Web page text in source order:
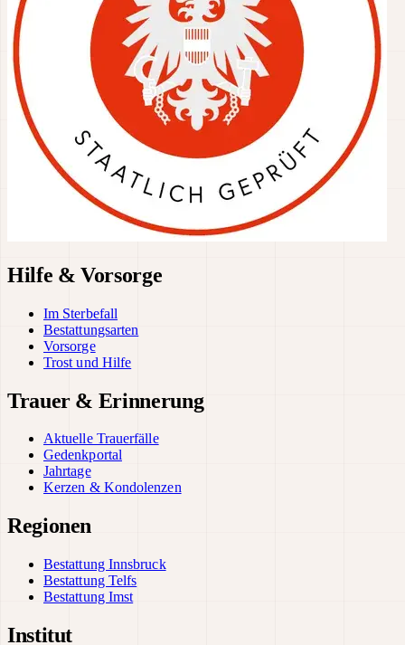
Hilfe & Vorsorge
Im Sterbefall
Bestattungsarten
Vorsorge
Trost und Hilfe
Trauer & Erinnerung
Aktuelle Trauerfälle
Gedenkportal
Jahrtage
Kerzen & Kondolenzen
Regionen
Bestattung Innsbruck
Bestattung Telfs
Bestattung Imst
Institut